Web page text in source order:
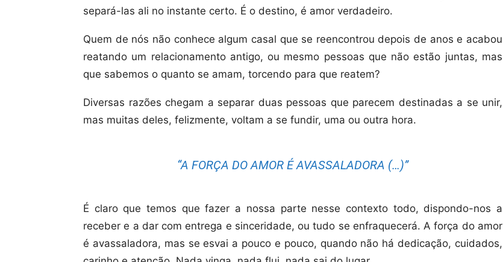
separá-las ali no instante certo. É o destino, é amor verdadeiro.
Quem de nós não conhece algum casal que se reencontrou depois de anos e acabou
reatando um relacionamento antigo, ou mesmo pessoas que não estão juntas, mas
que sabemos o quanto se amam, torcendo para que reatem?
Diversas razões chegam a separar duas pessoas que parecem destinadas a se unir,
mas muitas deles, felizmente, voltam a se fundir, uma ou outra hora.
“A FORÇA DO AMOR É AVASSALADORA (…)”
É claro que temos que fazer a nossa parte nesse contexto todo, dispondo-nos a
receber e a dar com entrega e sinceridade, ou tudo se enfraquecerá. A força do amor
é avassaladora, mas se esvai a pouco e pouco, quando não há dedicação, cuidados,